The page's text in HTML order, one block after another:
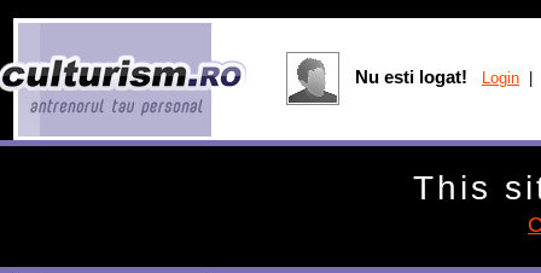
Nu esti logat! Login
This